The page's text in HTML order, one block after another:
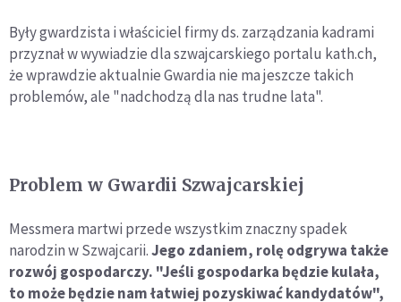
Były gwardzista i właściciel firmy ds. zarządzania kadrami
przyznał w wywiadzie dla szwajcarskiego portalu kath.ch,
że wprawdzie aktualnie Gwardia nie ma jeszcze takich
problemów, ale "nadchodzą dla nas trudne lata".
Problem w Gwardii Szwajcarskiej
Messmera martwi przede wszystkim znaczny spadek
narodzin w Szwajcarii.Jego zdaniem, rolę odgrywa także
rozwój gospodarczy. "Jeśli gospodarka będzie kulała,
to może będzie nam łatwiej pozyskiwać kandydatów",